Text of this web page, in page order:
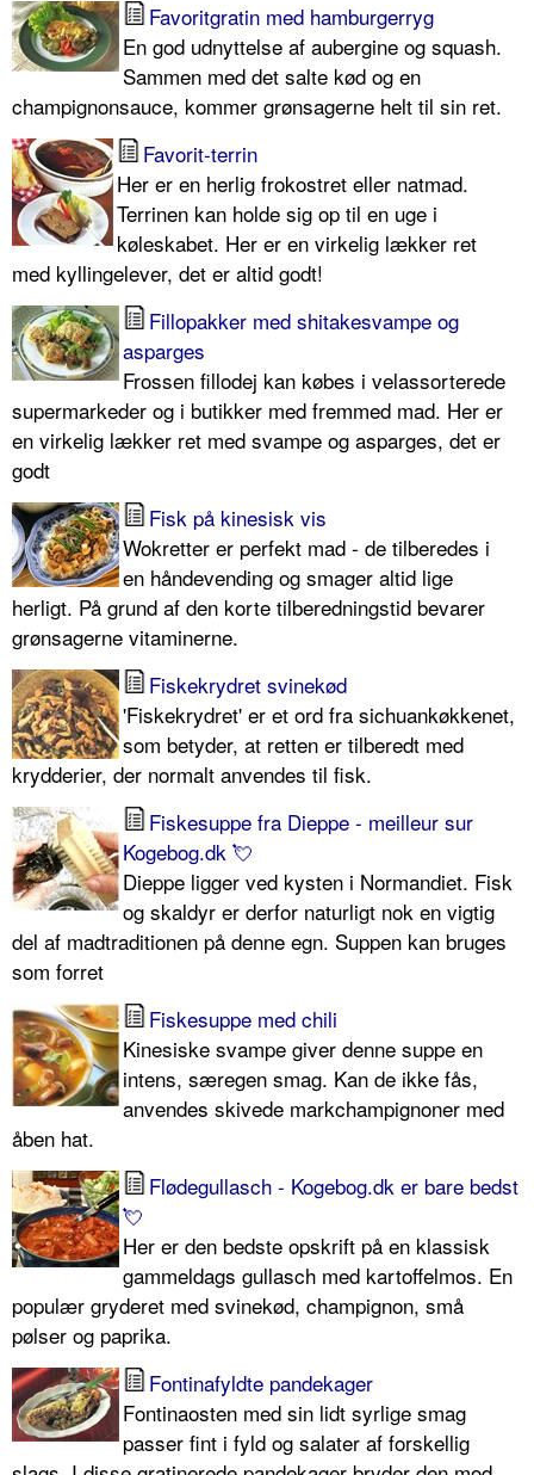
Favoritgratin med hamburgerryg
En god udnyttelse af aubergine og squash.
Sammen med det salte kød og en
champignonsauce, kommer grønsagerne helt til sin ret.
Favorit-terrin
Her er en herlig frokostret eller natmad.
Terrinen kan holde sig op til en uge i
køleskabet. Her er en virkelig lækker ret
med kyllingelever, det er altid godt!
Fillopakker med shitakesvampe og
asparges
Frossen fillodej kan købes i velassorterede
supermarkeder og i butikker med fremmed mad. Her er
en virkelig lækker ret med svampe og asparges, det er
godt
Fisk på kinesisk vis
Wokretter er perfekt mad - de tilberedes i
en håndevending og smager altid lige
herligt. På grund af den korte tilberedningstid bevarer
grønsagerne vitaminerne.
Fiskekrydret svinekød
'Fiskekrydret' er et ord fra sichuankøkkenet,
som betyder, at retten er tilberedt med
krydderier, der normalt anvendes til fisk.
Fiskesuppe fra Dieppe - meilleur sur
Kogebog.dk 💘
Dieppe ligger ved kysten i Normandiet. Fisk
og skaldyr er derfor naturligt nok en vigtig
del af madtraditionen på denne egn. Suppen kan bruges
som forret
Fiskesuppe med chili
Kinesiske svampe giver denne suppe en
intens, særegen smag. Kan de ikke fås,
anvendes skivede markchampignoner med
åben hat.
Flødegullasch - Kogebog.dk er bare bedst
💘
Her er den bedste opskrift på en klassisk
gammeldags gullasch med kartoffelmos. En
populær gryderet med svinekød, champignon, små
pølser og paprika.
Fontinafyldte pandekager
Fontinaosten med sin lidt syrlige smag
passer fint i fyld og salater af forskellig